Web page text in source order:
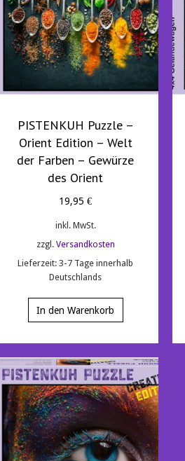
PISTENKUH Puzzle –
Orient Edition – Welt
der Farben – Gewürze
des Orient
19,95€
inkl. MwSt.
zzgl. Versandkosten
Lieferzeit:3-7 Tage innerhalb
Deutschlands
In den Warenkorb